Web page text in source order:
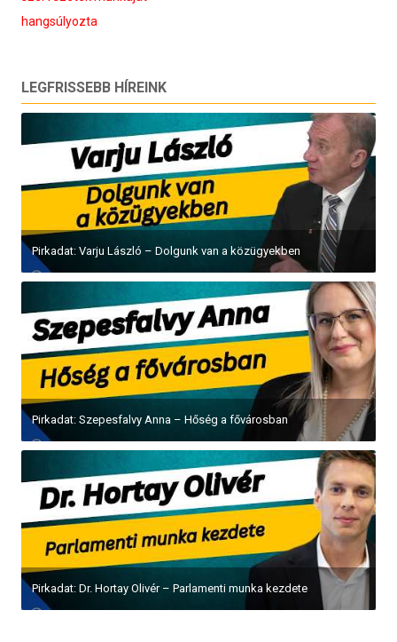
hangsúlyozta
LEGFRISSEBB HÍREINK
Pirkadat: Varju László – Dolgunk van a közügyekben
Pirkadat: Szepesfalvy Anna – Hőség a fővárosban
Pirkadat: Dr. Hortay Olivér – Parlamenti munka kezdete